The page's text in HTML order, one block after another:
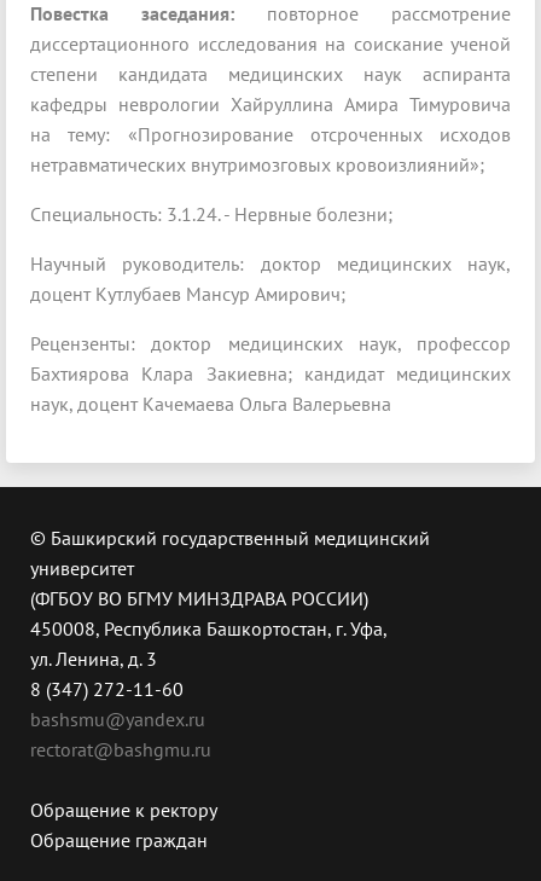
Повестка заседания: повторное рассмотрение
диссертационного исследования на соискание ученой
степени кандидата медицинских наук аспиранта
кафедры неврологии Хайруллина Амира Тимуровича
на тему: «Прогнозирование отсроченных исходов
нетравматических внутримозговых кровоизлияний»;
Специальность: 3.1.24. - Нервные болезни;
Научный руководитель: доктор медицинских наук,
доцент Кутлубаев Мансур Амирович;
Рецензенты: доктор медицинских наук, профессор
Бахтиярова Клара Закиевна; кандидат медицинских
наук, доцент Качемаева Ольга Валерьевна
© Башкирский государственный медицинский
университет
(ФГБОУ ВО БГМУ МИНЗДРАВА РОССИИ)
450008, Республика Башкортостан, г. Уфа,
ул. Ленина, д. 3
8 (347) 272-11-60
bashsmu@yandex.ru
rectorat@bashgmu.ru
Обращение к ректору
Обращение граждан